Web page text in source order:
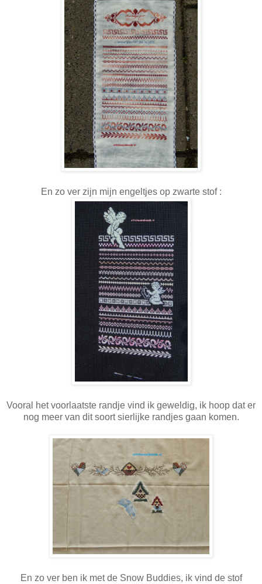
En zo ver zijn mijn engeltjes op zwarte stof :
Vooral het voorlaatste randje vind ik geweldig, ik hoop dat er
nog meer van dit soort sierlijke randjes gaan komen.
En zo ver ben ik met de Snow Buddies, ik vind de stof